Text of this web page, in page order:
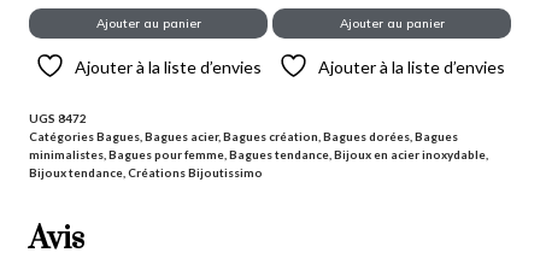
Ajouter au panier
Ajouter à la liste d’envies
Ajouter au panier
Ajouter à la liste d’envies
UGS 8472
CatégoriesBagues Bagues acier, Bagues création Bagues dorées Bagues
minimalistes Bagues pour femme Bagues tendance Bijoux en acier inoxydable
Bijoux tendance Créations Bijoutissimo
Avis